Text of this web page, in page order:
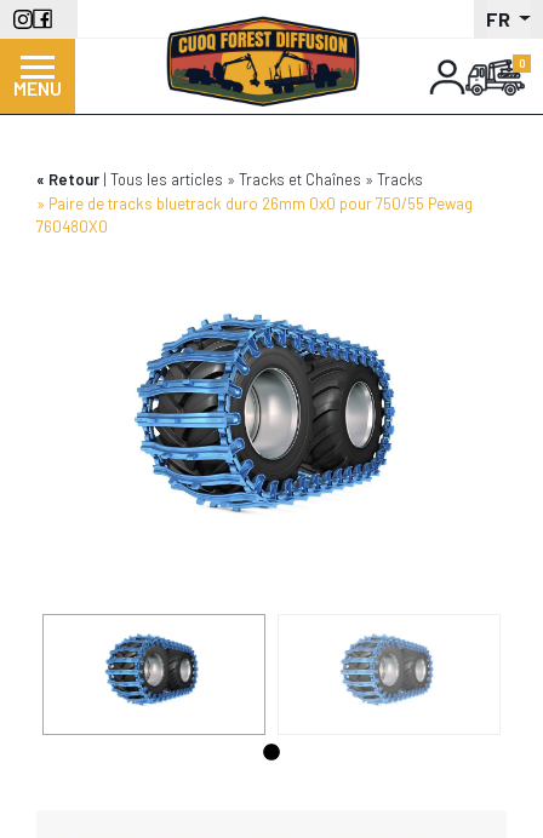
Aller
au
contenu
principal
FR
MENU
Retour Tous les articles Tracks et Chaînes
Tracks
Paire de tracks bluetrack duro 26mm 0x0 pour 750/55 Pewag
760480X0